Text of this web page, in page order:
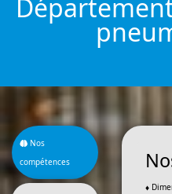
Nos
compétences
♦